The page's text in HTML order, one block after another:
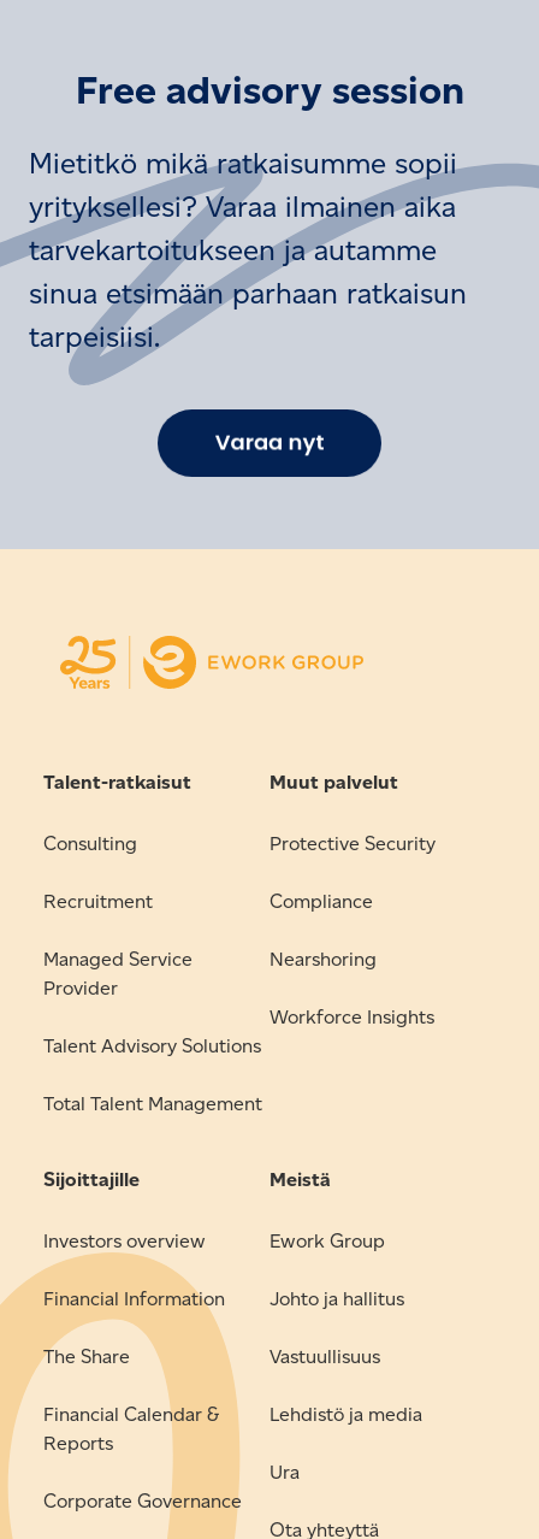
Free advisory session
Mietitkö mikä ratkaisumme sopii
yrityksellesi? Varaa ilmainen aika
tarvekartoitukseen ja autamme
sinua etsimään parhaan ratkaisun
tarpeisiisi.
Talent-ratkaisut
Consulting
Recruitment
Managed Service
Provider
Talent Advisory Solutions
Total Talent Management
Muut palvelut
Protective Security
Compliance
Nearshoring
Workforce Insights
Sijoittajille
Investors overview
Financial Information
The Share
Financial Calendar &
Reports
Corporate Governance
Meistä
Ework Group
Johto ja hallitus
Vastuullisuus
Lehdistö ja media
Ura
Ota yhteyttä